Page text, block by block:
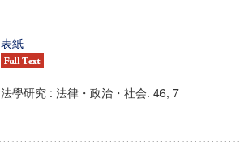
表紙
法學研究 : 法律・政治・社会. 46, 7